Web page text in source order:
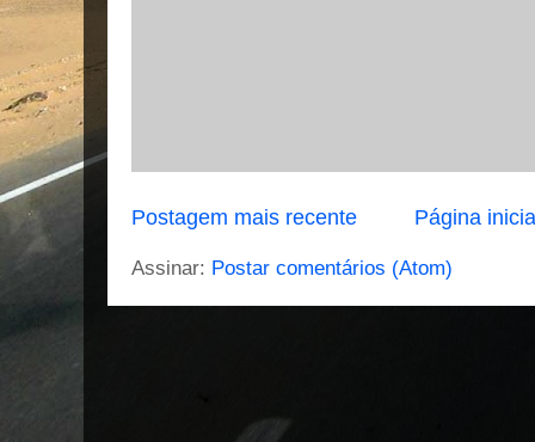
Postagem mais recente Página
Assinar: Postar comentários (Atom)